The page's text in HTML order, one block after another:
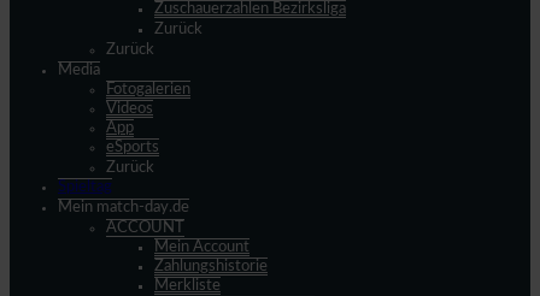
Zuschauerzahlen Bezirksliga
Zurück
Zurück
Media
Fotogalerien
Videos
App
eSports
Zurück
Spieltag
Mein match-day.de
ACCOUNT
Mein Account
Zahlungshistorie
Merkliste